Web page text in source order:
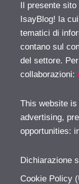
Il presente
IsayBlog! la
tematici di
contano sul
del settore.
collaborazioni:
This website
advertising,
opportunities:
Dichiarazione
Cookie Policy